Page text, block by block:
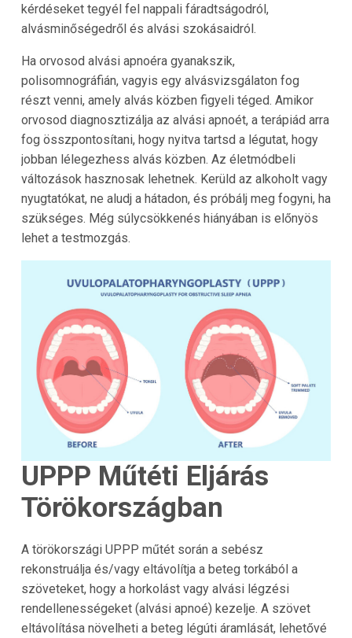
kérdéseket tegyél fel nappali fáradtságodról,
alvásminőségedről és alvási szokásaidról.
Ha orvosod alvási apnoéra gyanakszik,
polisomnográfián, vagyis egy alvásvizsgálaton fog
részt venni, amely alvás közben figyeli téged. Amikor
orvosod diagnosztizálja az alvási apnoét, a terápiád arra
fog összpontosítani, hogy nyitva tartsd a légutat, hogy
jobban lélegezhess alvás közben. Az életmódbeli
változások hasznosak lehetnek. Kerüld az alkoholt vagy
nyugtatókat, ne aludj a hátadon, és próbálj meg fogyni, ha
szükséges. Még súlycsökkenés hiányában is előnyös
lehet a testmozgás.
UPPP Műtéti Eljárás
Törökországban
A törökországi UPPP műtét során a sebész
rekonstruálja és/vagy eltávolítja a beteg torkából a
szöveteket, hogy a horkolást vagy alvási légzési
rendellenességeket (alvási apnoé) kezelje. A szövet
eltávolítása növelheti a beteg légúti áramlását, lehetővé